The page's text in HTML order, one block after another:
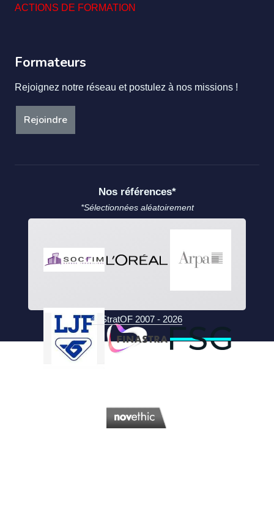
ACTIONS DE FORMATION
Formateurs
Rejoignez notre réseau et postulez à nos missions !
Rejoindre
Nos références*
*Sélectionnées aléatoirement
© StratOF 2007 - 2026